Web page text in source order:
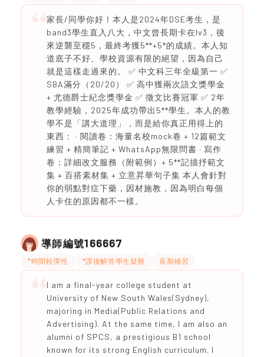
家長/同學你好！本人是2024年DSE考生，是
band3學生直入八大，中文曾長期卡在lv3，後
來逆襲至穩5，最終考獲5**+5*的成績。本人知
道底子不好、學校資源有限的絕望，因為自己
就是這樣走過來的。 ✅ 中文科三年全級第一 ✅
SBA滿分（20/20） ✅ 高中獲兩次語文獎學金
+ 尤德爵士紀念獎學金 ✅ 徵文比賽冠軍 ✅ 2年
教學經驗，2025年成功帶出5**學生。本人的教
學不是「講大道理」，而是給你真正用得上的
東西： · 閱讀卷：海量名校mock卷 + 12篇範文
練習 + 精簡筆記 + WhatsApp無限問書 · 寫作
卷：詳細改文服務（附範例）+ 5**記描抒範文
集 + 百搭素材集 + 立意昇華句子集 本人會針對
你的弱點對症下藥，因材施教，因為明白每個
人卡住的原因都不一樣。
導師編號166667
*時間較彈性 *課後解答學生疑難 長期補習
I am a final-year college student at
University of New South Wales(Sydney),
majoring in Media(Public Relations and
Advertising). At the same time, I am also an
alumni of SPCS, a prestigious B1 school
known for its strong English curriculum. I